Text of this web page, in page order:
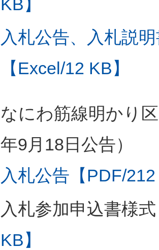
KB】
入札公告、入札説
【Excel/12 KB】
なにわ筋線明かり
年9月18日公告）
入札公告【PDF/
入札参加申込書様式
KB】